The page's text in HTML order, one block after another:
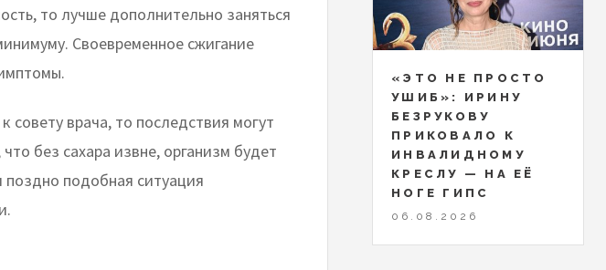
то лучше дополнительно заняться
Своевременное сжигание
совету врача, то последствия могут
без сахара извне, организм будет
поздно подобная ситуация
«ЭТО НЕ ПРОСТО
УШИБ»: ИРИНУ
БЕЗРУКОВУ
ПРИКОВАЛО К
ИНВАЛИДНОМУ
КРЕСЛУ — НА ЕЁ
НОГЕ ГИПС
06.08.2026